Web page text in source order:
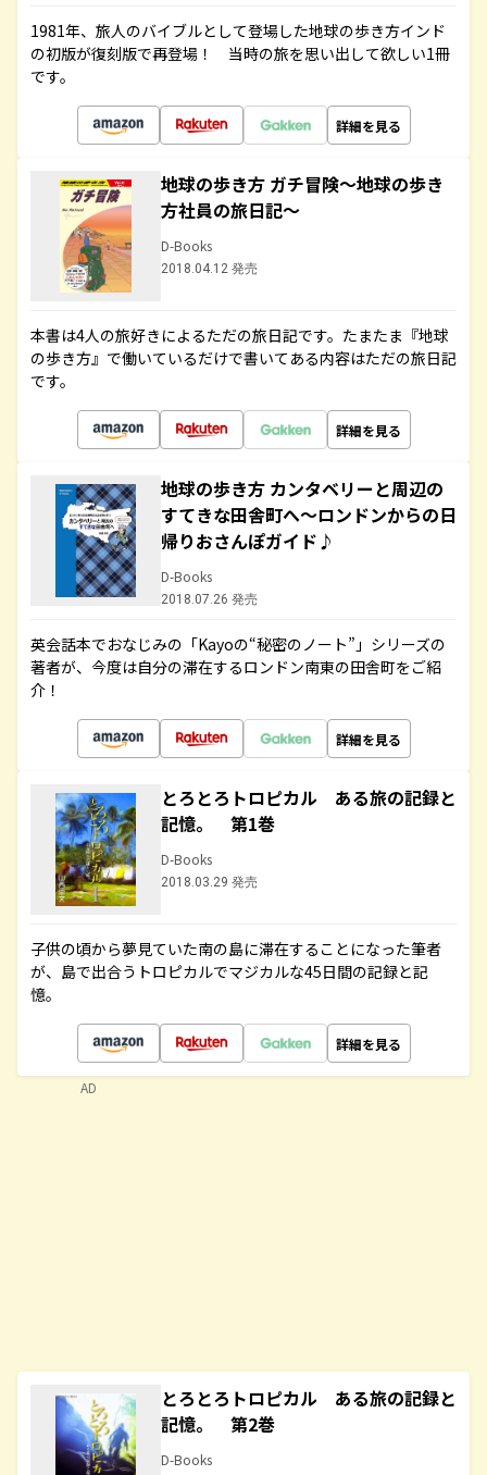
1981年、旅人のバイブルとして登場した地球の歩き方インド
の初版が復刻版で再登場！ 当時の旅を思い出して欲しい1冊
です。
詳細を見る
地球の歩き方 ガチ冒険～地球の歩き
方社員の旅日記～
D-Books
2018.04.12 発売
本書は4人の旅好きによるただの旅日記です。たまたま『地球
の歩き方』で働いているだけで書いてある内容はただの旅日記
です。
詳細を見る
地球の歩き方 カンタベリーと周辺の
すてきな田舎町へ～ロンドンからの日
帰りおさんぽガイド♪
D-Books
2018.07.26 発売
英会話本でおなじみの「Kayoの“秘密のノート”」シリーズの
著者が、今度は自分の滞在するロンドン南東の田舎町をご紹
介！
詳細を見る
とろとろトロピカル ある旅の記録と
記憶。 第1巻
D-Books
2018.03.29 発売
子供の頃から夢見ていた南の島に滞在することになった筆者
が、島で出合うトロピカルでマジカルな45日間の記録と記
憶。
詳細を見る
とろとろトロピカル ある旅の記録と
記憶。 第2巻
D-Books
AD